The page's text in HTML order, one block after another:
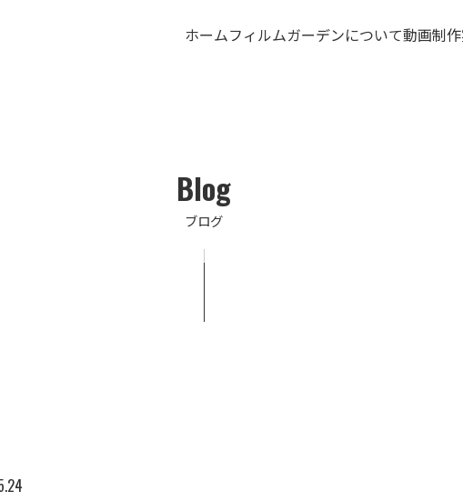
ホームフィルムガーデンについて動画制
Blog
ブログ